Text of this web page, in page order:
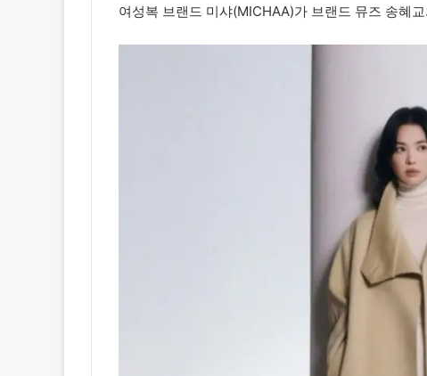
여성복 브랜드 미샤(MICHAA)가 브랜드 뮤즈 송혜